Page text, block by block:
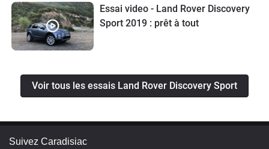
Essai video - Land Rover Discovery
Sport 2019 : prêt à tout
Voir tous les essais Land Rover Discovery Sport
Suivez Caradisiac